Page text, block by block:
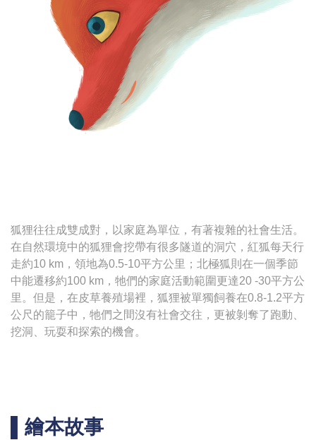
狐狸往往成雙成對，以家庭為單位，有著複雜的社會生活。
在自然環境中的狐狸會挖帶有很多隧道的洞穴，紅狐每天行
走約10 km，領地為0.5-10平方公里；北極狐則在一個季節
中能遷移約100 km，牠們的家庭活動範圍更達20 -30平方公
里。但是，在皮草養殖場裡，狐狸被單獨飼養在0.8-1.2平方
公尺的籠子中，牠們之間沒有社會交往，更被剝奪了跑動、
挖洞、玩耍和探索的機會。
▌繪本故事